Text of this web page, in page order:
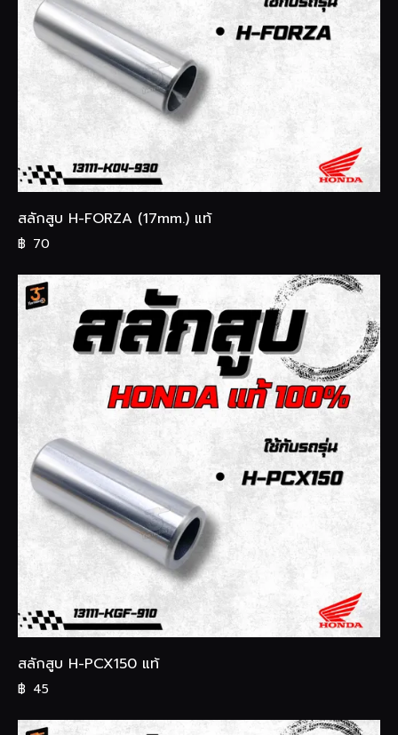
สลักสูบ H-FORZA (17mm.) แท้
฿ 70
สลักสูบ H-PCX150 แท้
฿ 45